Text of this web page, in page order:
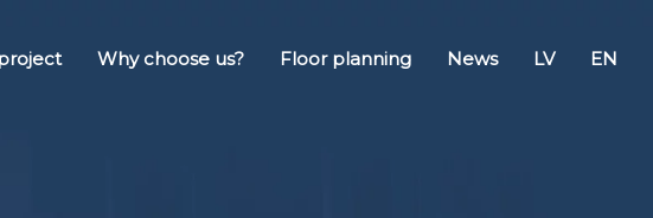
Why choose us? Floor planning News LV EN